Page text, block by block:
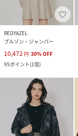
REDYAZEL
ブルゾン・ジャンパー
10,472 円 30%OFF
95ポイント(1倍)